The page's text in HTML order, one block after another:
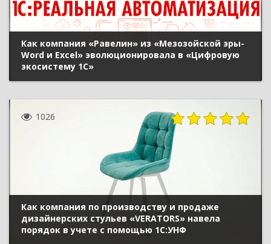
Как компания «Равелин» из «Мезозойской эры-
Word и Excel» эволюционировала в «Цифровую
экосистему 1С»
1026
Как компания по производству и продаже
дизайнерских стульев «VERATORS» навела
порядок в учете с помощью 1С:УНФ